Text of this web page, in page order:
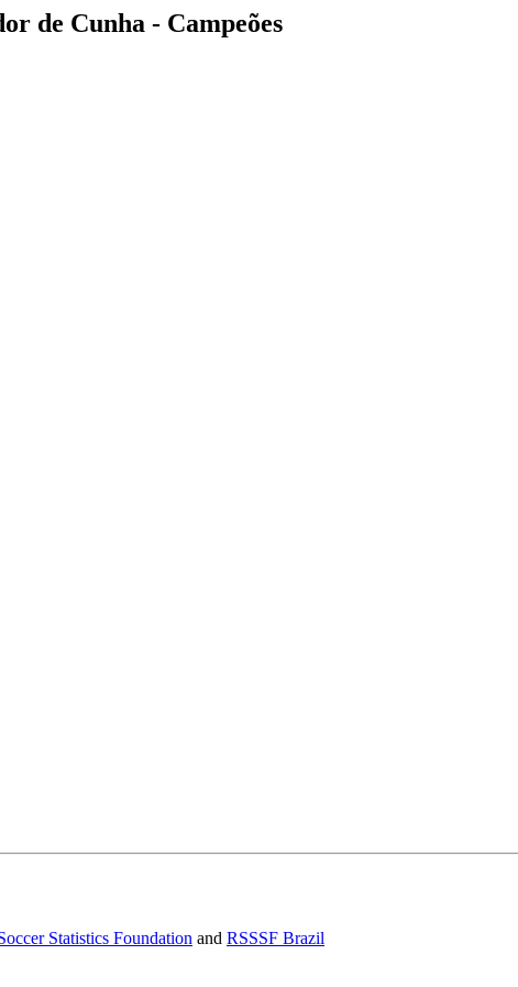
de Cunha - Campeões
Statistics Foundation and RSSSF Brazil